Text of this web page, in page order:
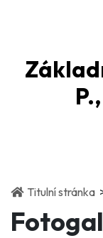
Titulní stránka